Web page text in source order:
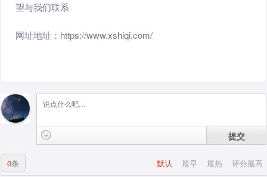
望与我们联系
网址地址：https://www.xshiqi.com/
提交
默认 最早 最热 评分最高
0条